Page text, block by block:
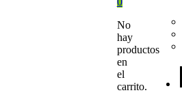
No
hay
productos
en
el
carrito.